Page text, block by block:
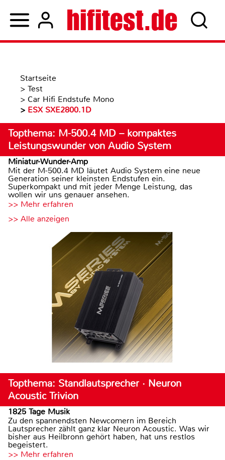
Startseite
> Test
> Car Hifi Endstufe Mono
> ESX SXE2800.1D
Topthema: M-500.4 MD – kompaktes
Leistungswunder von Audio System
Miniatur-Wunder-Amp
Mit der M-500.4 MD läutet Audio System eine neue
Generation seiner kleinsten Endstufen ein.
Superkompakt und mit jeder Menge Leistung, das
wollen wir uns genauer ansehen.
>> Mehr erfahren
>> Alle anzeigen
Topthema: Standlautsprecher · Neuron
Acoustic Trivion
1825 Tage Musik
Zu den spannendsten Newcomern im Bereich
Lautsprecher zählt ganz klar Neuron Acoustic. Was wir
bisher aus Heilbronn gehört haben, hat uns restlos
begeistert.
>> Mehr erfahren